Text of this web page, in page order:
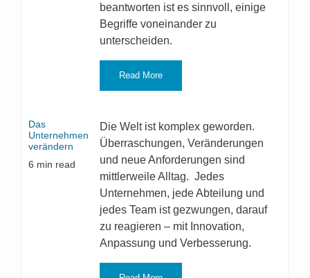
beantworten ist es sinnvoll, einige
Begriffe voneinander zu
unterscheiden.
Read More
Das
Unternehmen
verändern
6 min read
Die Welt ist komplex geworden.
Überraschungen, Veränderungen
und neue Anforderungen sind
mittlerweile Alltag. Jedes
Unternehmen, jede Abteilung und
jedes Team ist gezwungen, darauf
zu reagieren – mit Innovation,
Anpassung und Verbesserung.